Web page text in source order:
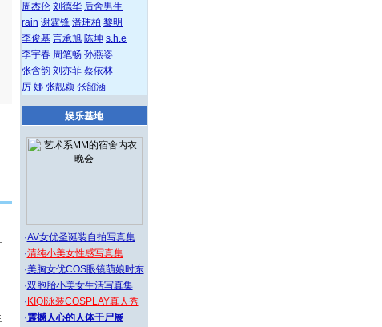
周杰伦 刘德华 后舍男生
rain 谢霆锋 潘玮柏 黎明
李俊基 言承旭 陈坤 s.h.e
李宇春 周笔畅 孙燕姿
张含韵 刘亦菲 蔡依林
厉 娜 张靓颖 张韶涵
娱乐基地
·AV女优圣诞装自拍写真集
·清纯小美女性感写真集
·美胸女优COS眼镜萌娘时东
·双胞胎小美女生活写真集
· KIQI泳装COSPLAY真人秀
·震撼人心的人体干尸展